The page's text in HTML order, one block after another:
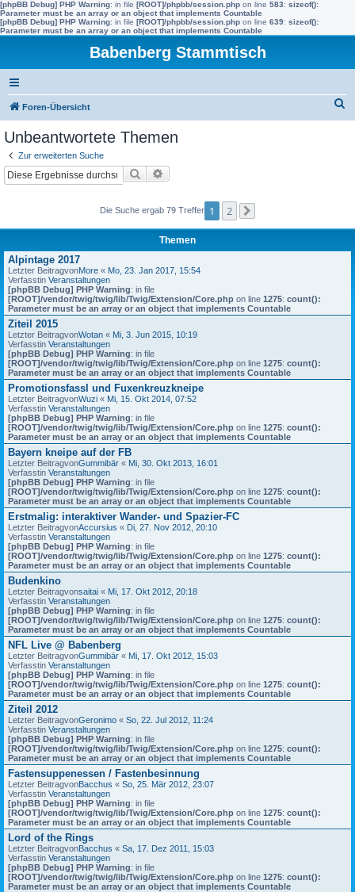
[phpBB Debug] PHP Warning: in file [ROOT]/phpbb/session.php on line 583: sizeof():
Parameter must be an array or an object that implements Countable
[phpBB Debug] PHP Warning: in file [ROOT]/phpbb/session.php on line 639: sizeof():
Parameter must be an array or an object that implements Countable
Babenberg Stammtisch
Foren-Übersicht
Unbeantwortete Themen
Zur erweiterten Suche
Suche
Die Suche ergab 79 Treffer 1 2
Themen
Alpintage 2017
Letzter BeitragvonMore « Mo, 23. Jan 2017, 15:54
Verfasstin Veranstaltungen
[phpBB Debug] PHP Warning: in file
[ROOT]/vendor/twig/twig/lib/Twig/Extension/Core.php on line 1275: count():
Parameter must be an array or an object that implements Countable
Ziteil 2015
Letzter BeitragvonWotan « Mi, 3. Jun 2015, 10:19
Verfasstin Veranstaltungen
[phpBB Debug] PHP Warning: in file
[ROOT]/vendor/twig/twig/lib/Twig/Extension/Core.php on line 1275: count():
Parameter must be an array or an object that implements Countable
Promotionsfassl und Fuxenkreuzkneipe
Letzter BeitragvonWuzi « Mi, 15. Okt 2014, 07:52
Verfasstin Veranstaltungen
[phpBB Debug] PHP Warning: in file
[ROOT]/vendor/twig/twig/lib/Twig/Extension/Core.php on line 1275: count():
Parameter must be an array or an object that implements Countable
Bayern kneipe auf der FB
Letzter BeitragvonGummibär « Mi, 30. Okt 2013, 16:01
Verfasstin Veranstaltungen
[phpBB Debug] PHP Warning: in file
[ROOT]/vendor/twig/twig/lib/Twig/Extension/Core.php on line 1275: count():
Parameter must be an array or an object that implements Countable
Erstmalig: interaktiver Wander- und Spazier-FC
Letzter BeitragvonAccursius « Di, 27. Nov 2012, 20:10
Verfasstin Veranstaltungen
[phpBB Debug] PHP Warning: in file
[ROOT]/vendor/twig/twig/lib/Twig/Extension/Core.php on line 1275: count():
Parameter must be an array or an object that implements Countable
Budenkino
Letzter Beitragvonsaitai « Mi, 17. Okt 2012, 20:18
Verfasstin Veranstaltungen
[phpBB Debug] PHP Warning: in file
[ROOT]/vendor/twig/twig/lib/Twig/Extension/Core.php on line 1275: count():
Parameter must be an array or an object that implements Countable
NFL Live @ Babenberg
Letzter BeitragvonGummibär « Mi, 17. Okt 2012, 15:03
Verfasstin Veranstaltungen
[phpBB Debug] PHP Warning: in file
[ROOT]/vendor/twig/twig/lib/Twig/Extension/Core.php on line 1275: count():
Parameter must be an array or an object that implements Countable
Ziteil 2012
Letzter BeitragvonGeronimo « So, 22. Jul 2012, 11:24
Verfasstin Veranstaltungen
[phpBB Debug] PHP Warning: in file
[ROOT]/vendor/twig/twig/lib/Twig/Extension/Core.php on line 1275: count():
Parameter must be an array or an object that implements Countable
Fastensuppenessen / Fastenbesinnung
Letzter BeitragvonBacchus « So, 25. Mär 2012, 23:07
Verfasstin Veranstaltungen
[phpBB Debug] PHP Warning: in file
[ROOT]/vendor/twig/twig/lib/Twig/Extension/Core.php on line 1275: count():
Parameter must be an array or an object that implements Countable
Lord of the Rings
Letzter BeitragvonBacchus « Sa, 17. Dez 2011, 15:03
Verfasstin Veranstaltungen
[phpBB Debug] PHP Warning: in file
[ROOT]/vendor/twig/twig/lib/Twig/Extension/Core.php on line 1275: count():
Parameter must be an array or an object that implements Countable